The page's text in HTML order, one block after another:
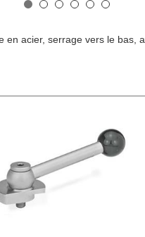
en acier, serrage vers le bas,